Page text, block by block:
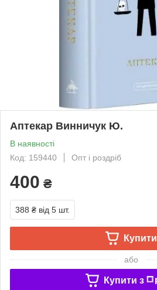
Аптекар Винничук Ю.
В наявності
Код: 159440
Опт і роздріб
400 ₴
388 ₴ від 5 шт.
Купити
або
Купити з